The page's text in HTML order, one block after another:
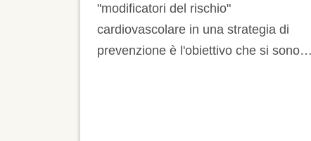
DELLA
PREVENZIONE
"modificatori del rischio"
cardiovascolare in una strategia di
prevenzione è l'obiettivo che si sono